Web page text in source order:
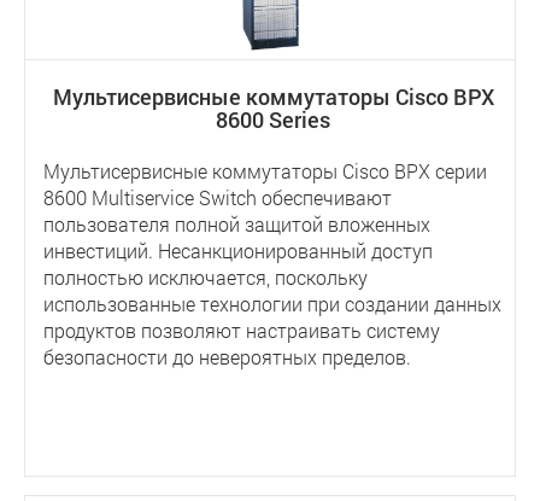
Mультисервисные коммутаторы Cisco BPX
8600 Series
Mультисервисные коммутаторы Cisco BPX серии
8600 Multiservice Switch обеспечивают
пользователя полной защитой вложенных
инвестиций. Несанкционированный доступ
полностью исключается, поскольку
использованные технологии при создании данных
продуктов позволяют настраивать систему
безопасности до невероятных пределов.